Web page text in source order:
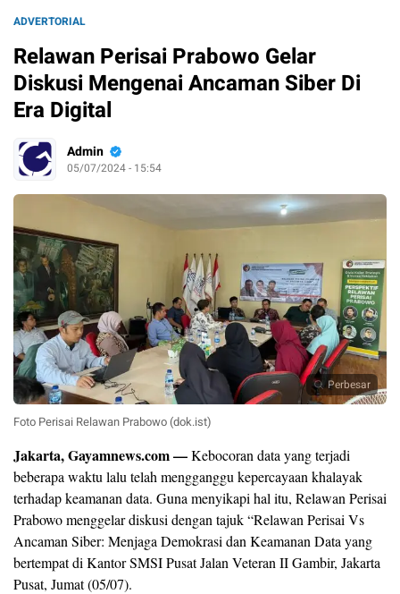
ADVERTORIAL
Relawan Perisai Prabowo Gelar
Diskusi Mengenai Ancaman Siber Di
Era Digital
Admin
05/07/2024 - 15:54
Perbesar
Foto Perisai Relawan Prabowo (dok.ist)
Jakarta, Gayamnews.com —Kebocoran data yang terjadi
beberapa waktu lalu telah mengganggu kepercayaan khalayak
terhadap keamanan data. Guna menyikapi hal itu, Relawan Perisai
Prabowo menggelar diskusi dengan tajuk “Relawan Perisai Vs
Ancaman Siber: Menjaga Demokrasi dan Keamanan Data yang
bertempat di Kantor SMSI Pusat Jalan Veteran II Gambir, Jakarta
Pusat, Jumat (05/07).